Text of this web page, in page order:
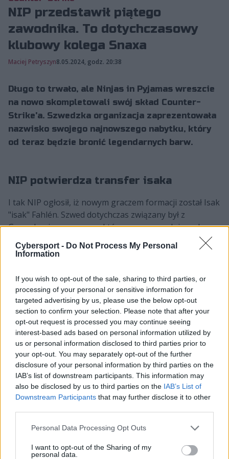
Cybersport - Do Not Process My Personal
Information
If you wish to opt-out of the sale, sharing to third parties, or
processing of your personal or sensitive information for
targeted advertising by us, please use the below opt-out
section to confirm your selection. Please note that after your
opt-out request is processed you may continue seeing
interest-based ads based on personal information utilized by
us or personal information disclosed to third parties prior to
your opt-out. You may separately opt-out of the further
disclosure of your personal information by third parties on the
IAB’s list of downstream participants. This information may
also be disclosed by us to third parties on the IAB’s List of
Downstream Participants that may further disclose it to other
Personal Data Processing Opt Outs
I want to opt-out of the Sharing of my
personal data.
NIP przedstawił piątego
zawodnika. To dotychczasowy
klubowy kolega Snaxa
Maciej Petryszyn8.05.2024, godz. 20:38
Długo to trwało, ale Ninjas in Pyjamas wreszcie
na nowo skompletowali swój skład Counter-
Strike'a. Szwedzka organizacja zaprezentowała
nazwisko swojego najnowszego nabytku, który
od teraz będzie bronić legendarnych barw.
NIP potwierdza transfer isaka
I tak NIP ogłosił, iż nowym graczem formacji został Isak
"isak" Fahlén. Szwed dotychczas związany był z
GamerLegionem, wraz z którym w poprzednim roku
sięgnął po sensacyjne wicemistrzostwo świata w CS:GO.
Czas na kolejny rozdział mojej kariery. Jestem bardzo
marzenie, które się spełniło. Mam nadzieję, że wszyscy
jesteście gotowi na przejażdżkę, bo będzie dobra
stwierdził 22-latek. –Isak jest uosobieniem gry
zespołowej – to niedoceniony bohater, który dodatnio
wpływa na dyspozycję swoich kolegów z zespołu. Ciągłe
występy Isaka pod presją i notowanie solidnych liczb w
najmniej rzucającej się w oczy roli podkreślają jego
niezawodność. Mimo iż jest młody, to Isak ma wyraźny
potencjał do rozwoju i myślę, że szybko stanie się
kluczowym dodatkiem– dodał naoficjalnej stronie
nowy szkoleniowiec Fahléna, Richard "Xizt" Landström.
innocenta? Polak spotkałby swojego byłego
trenera